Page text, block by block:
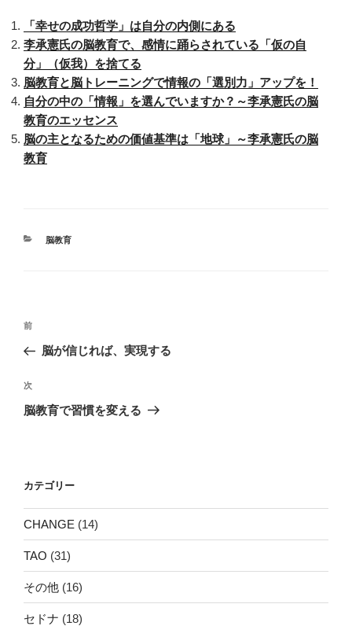
「幸せの成功哲学」は自分の内側にある
李承憲氏の脳教育で、感情に踊らされている「仮の自
分」（仮我）を捨てる
脳教育と脳トレーニングで情報の「選別力」アップを！
自分の中の「情報」を選んでいますか？～李承憲氏の脳
教育のエッセンス
脳の主となるための価値基準は「地球」～李承憲氏の脳
教育
カ
脳教育
投
ナ
ビ
ゲ
ン
前
の
稿
前
脳が信じれば、実現する
次
の
次
脳教育で習慣を変える
カテゴリー
CHANGE (14)
TAO (31)
その他 (16)
セドナ (18)